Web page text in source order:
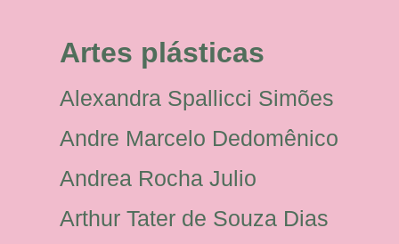
Artes plásticas
Alexandra Spallicci Simões
Andre Marcelo Dedomênico
Andrea Rocha Julio
Arthur Tater de Souza Dias